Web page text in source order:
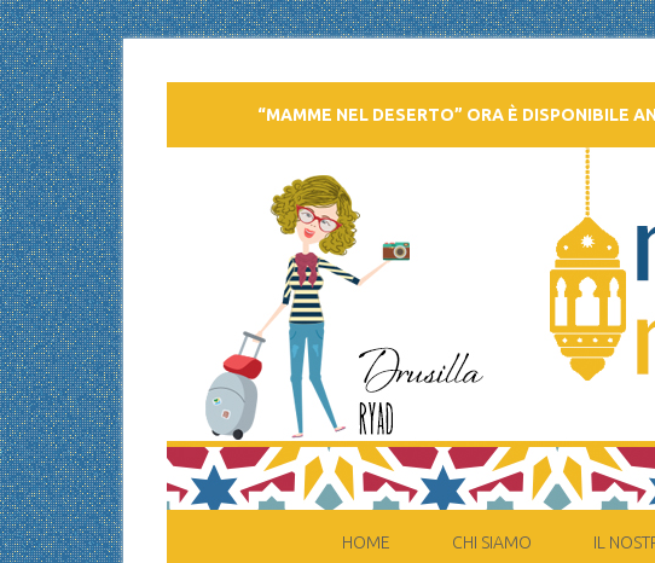
“MAMME NEL DESERTO” ORA È DISPONIBILE
HOME CHI SIAMO IL